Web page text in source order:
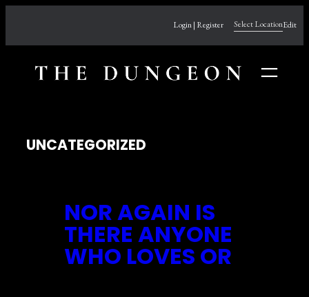
Login | Register Select LocationEdit
UNCATEGORIZED
NOR AGAIN IS
THERE ANYONE
WHO LOVES OR